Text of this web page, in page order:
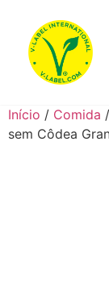
Início / Comida /
sem Côdea